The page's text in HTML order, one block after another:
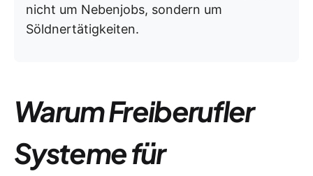
nicht um Nebenjobs, sondern um
Söldnertätigkeiten.
Warum Freiberufler
Systeme für